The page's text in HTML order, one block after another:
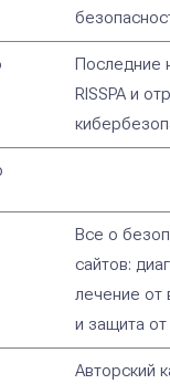
Последние
RISSPA и
Все о
сайтов:
лечение от
и защита
Авторский